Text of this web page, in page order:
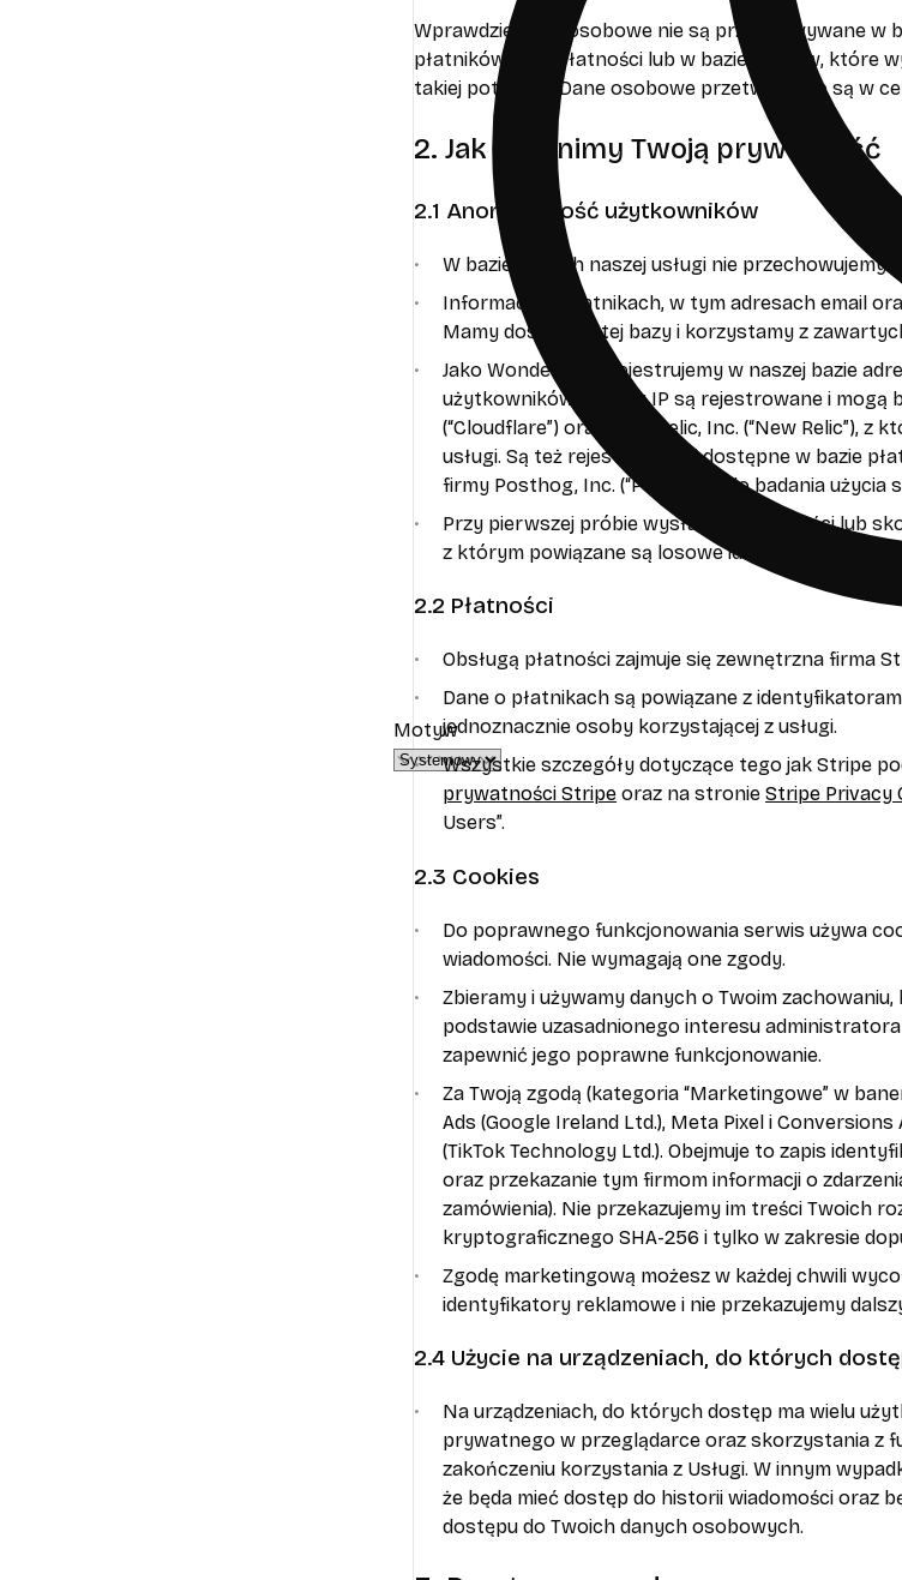
Motyw
Wprawdzie dane osobowe nie są przechowywane w
płatników oraz płatności lub w bazie błędów, które
takiej potrzeby. Dane osobowe przetwarzane są w
2. Jak chronimy Twoją prywatność
2.1 Anonimowość użytkowników
W bazie danych naszej usługi nie
Informacje o płatnikach, w tym adresach email
Mamy dostęp do tej bazy i korzystamy z
Jako Wondel.ai nie rejestrujemy w naszej bazie
użytkowników. Adresy IP są rejestrowane i mogą
(“Cloudflare”) oraz New Relic, Inc. (“New Relic”),
usługi. Są też rejestrowane i dostępne w bazie
firmy Posthog, Inc. (“Posthog”) do badania
Przy pierwszej próbie wysłania wiadomości lub
z którym powiązane są losowe identyfikatory
2.2 Płatności
Obsługą płatności zajmuje się zewnętrzna firma
Dane o płatnikach są powiązane z
jednoznacznie osoby korzystającej z usługi.
Wszystkie szczegóły dotyczące tego jak Stripe
prywatności Stripe oraz na stronie Stripe Privacy
Users”.
2.3 Cookies
Do poprawnego funkcjonowania serwis używa
wiadomości. Nie wymagają one zgody.
Zbieramy i używamy danych o Twoim
podstawie uzasadnionego interesu
zapewnić jego poprawne funkcjonowanie.
Za Twoją zgodą (kategoria “Marketingowe” w
Ads (Google Ireland Ltd.), Meta Pixel i
(TikTok Technology Ltd.). Obejmuje to zapis
oraz przekazanie tym firmom informacji o
zamówienia). Nie przekazujemy im treści Twoich
kryptograficznego SHA-256 i tylko w zakresie
Zgodę marketingową możesz w każdej chwili
identyfikatory reklamowe i nie przekazujemy
2.4 Użycie na urządzeniach, do których
Na urządzeniach, do których dostęp ma wielu
prywatnego w przeglądarce oraz skorzystania z
zakończeniu korzystania z Usługi. W innym
że będa mieć dostęp do historii wiadomości oraz
dostępu do Twoich danych osobowych.